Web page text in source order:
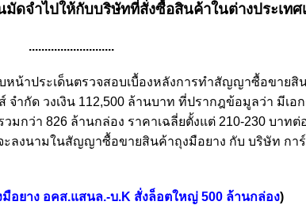
ดจำไปให้กับบริษัทที่สั่งซื้อสินค้าในต่างประเท
...........................
หน้าประเด็นตรวจสอบเบื้องหลังการทำสัญญาซื้อขายสิ
ำกัด วงเงิน 112,500 ล้านบาท ที่ปรากฎข้อมูลว่า มีเอ
กว่า 826 ล้านกล่อง ราคาเฉลี่ยตั้งแต่ 210-230 บาทต่
ะลงนามในสัญญาซื้อขายสินค้าถุงมือยาง กับ บริษัท กา
อยาง อคส.แสนล.-บ.K สั่งล็อตใหญ่ 500 ล้านกล่อง)